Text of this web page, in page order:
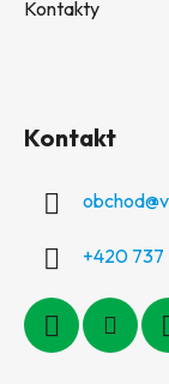
Kontakty
Kontakt
obchod@
+420 737